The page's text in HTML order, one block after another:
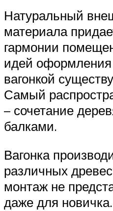
Натуральный
материала
гармонии
идей оформления
вагонкой
Самый
– сочетание
балками.
Вагонка
различных
монтаж не
даже для новичка.